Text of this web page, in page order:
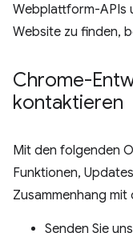
Webplattform-APIs
Website zu finden,
Chrome-
kontaktieren
Mit den folgenden
Funktionen,
Zusammenhang
Senden Sie